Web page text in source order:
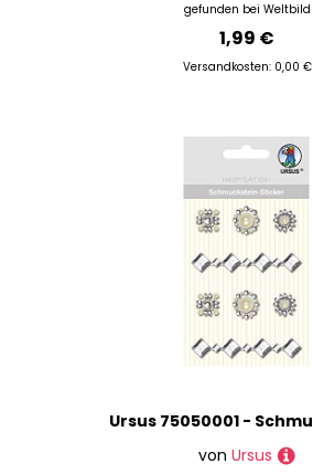
gefunden bei Weltbild
1,99 €
Versandkosten: 0,00 €
von Ursus